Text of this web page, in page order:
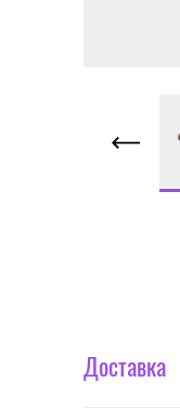
Доставка